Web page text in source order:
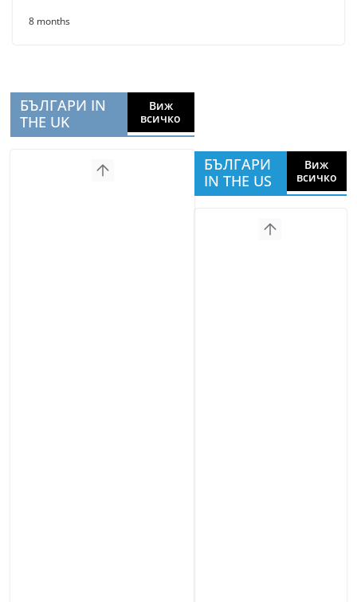
8 months
БЪЛГАРИ IN
THE UK
Виж
всичко
БЪЛГАРИ
IN THE US
Виж
всичко